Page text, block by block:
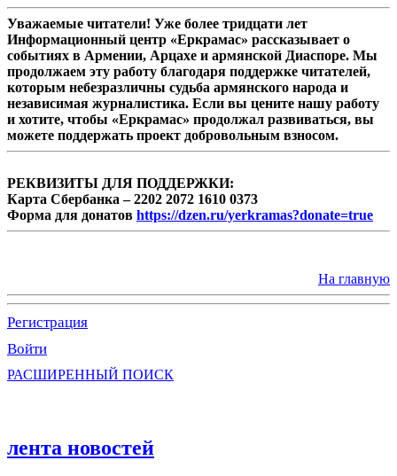
Уважаемые читатели! Уже более тридцати лет
Информационный центр «Еркрамас» рассказывает о
событиях в Армении, Арцахе и армянской Диаспоре. Мы
продолжаем эту работу благодаря поддержке читателей,
которым небезразличны судьба армянского народа и
независимая журналистика. Если вы цените нашу работу
и хотите, чтобы «Еркрамас» продолжал развиваться, вы
можете поддержать проект добровольным взносом.
РЕКВИЗИТЫ ДЛЯ ПОДДЕРЖКИ:
Карта Сбербанка – 2202 2072 1610 0373
Форма для донатов https://dzen.ru/yerkramas?donate=true
На главную
Регистрация
Войти
РАСШИРЕННЫЙ ПОИСК
лента новостей